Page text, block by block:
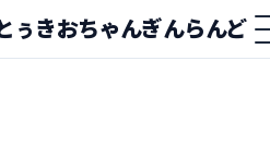
ぅきおちゃんぎんらんど